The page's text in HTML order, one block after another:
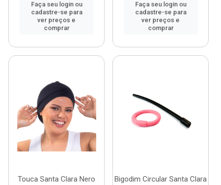
Faça seu login ou
cadastre-se para
ver preços e
comprar
Faça seu login ou
cadastre-se para
ver preços e
comprar
Touca Santa Clara Nero
Bigodim Circular Santa Clara